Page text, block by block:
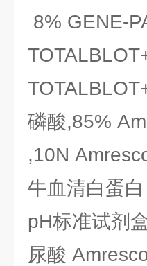
8% GENE-
磷酸,85%
,10N
牛血清白蛋
pH标准试剂
尿酸